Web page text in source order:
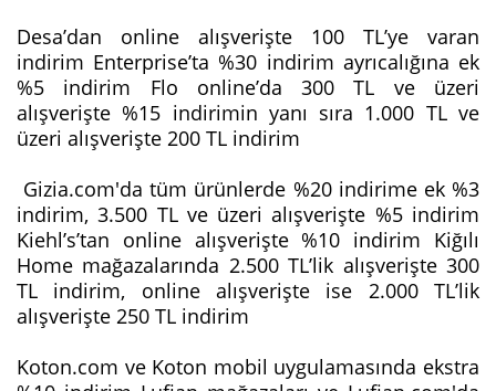
Desa’dan online alışverişte 100 TL’ye varan
indirim Enterprise’ta %30 indirim ayrıcalığına ek
%5 indirim Flo online’da 300 TL ve üzeri
alışverişte %15 indirimin yanı sıra 1.000 TL ve
üzeri alışverişte 200 TL indirim
Gizia.com'da tüm ürünlerde %20 indirime ek %3
indirim, 3.500 TL ve üzeri alışverişte %5 indirim
Kiehl’s’tan online alışverişte %10 indirim Kiğılı
Home mağazalarında 2.500 TL’lik alışverişte 300
TL indirim, online alışverişte ise 2.000 TL’lik
alışverişte 250 TL indirim
Koton.com ve Koton mobil uygulamasında ekstra